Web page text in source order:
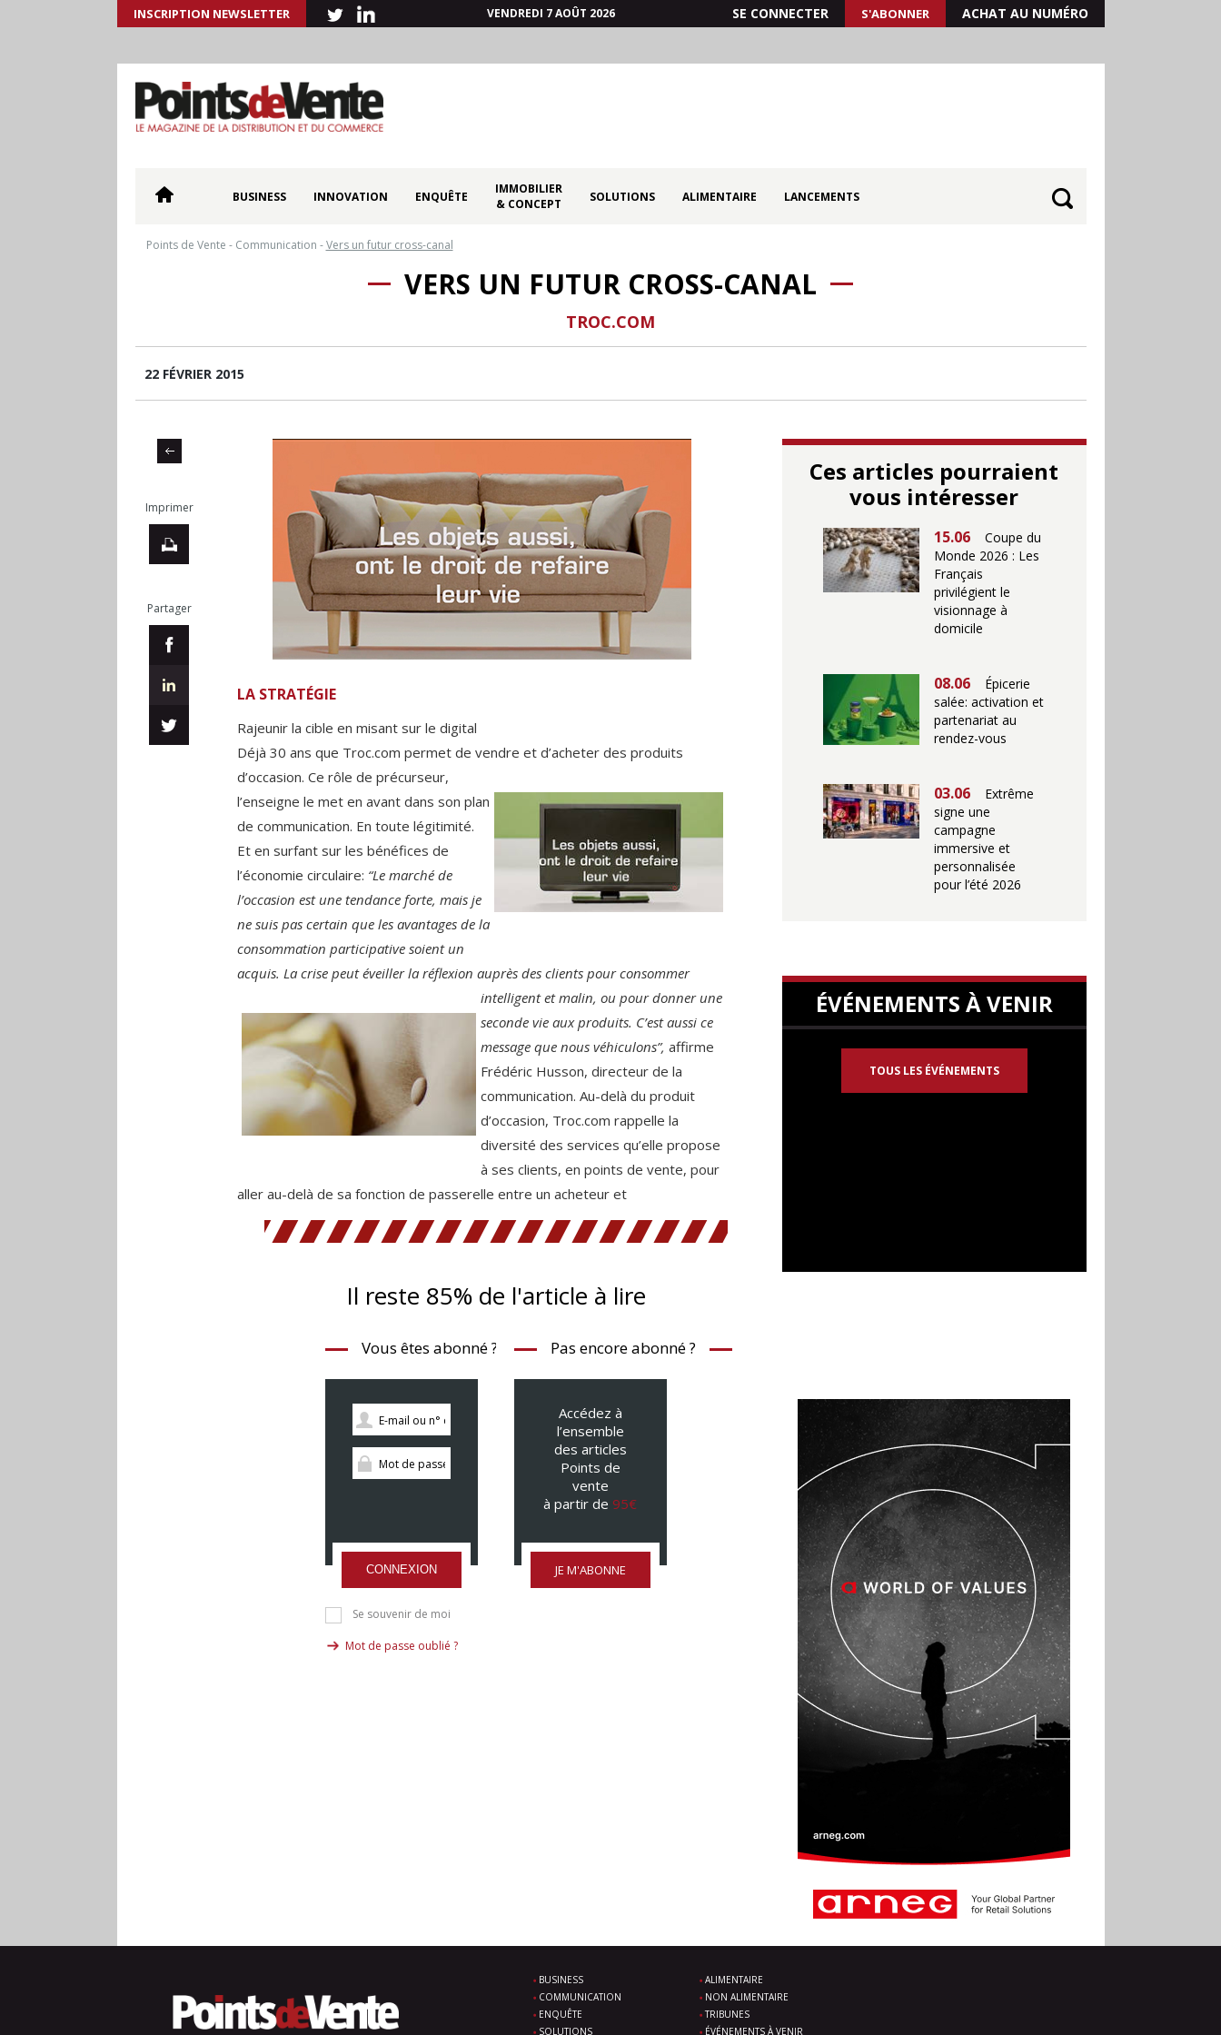
INSCRIPTION NEWSLETTER VENDREDI 7 AOÛT 2026 SE CONNECTER S'ABONNER ACHAT AU NUMÉRO
BUSINESS INNOVATION ENQUÊTE
IMMOBILIER
& CONCEPT
SOLUTIONS ALIMENTAIRE LANCEMENTS
Points de Vente - Communication -Vers un futur cross-canal
VERS UN FUTUR CROSS-CANAL
TROC.COM
22 FÉVRIER 2015
Imprimer
Partager
LA STRATÉGIE
Rajeunir la cible en misant sur le digital
Déjà 30 ans que Troc.com permet de vendre et d’acheter des produits
d’occasion. Ce rôle de précurseur,
l’enseigne le met en avant dans son plan
de communication. En toute légitimité.
Et en surfant sur les bénéfices de
l’économie circulaire: “Le marché de
l’occasion est une tendance forte, mais je
ne suis pas certain que les avantages de la
consommation participative soient un
acquis. La crise peut éveiller la réflexion auprès des clients pourconsommer
intelligent et malin, ou pour donner une
seconde vie aux produits. C’est aussi ce
message que nous véhiculons”, affirme
Frédéric Husson, directeur de la
communication. Au-delà du produit
d’occasion, Troc.com rappelle la
diversité des services qu’elle propose
à ses clients, en points de vente, pour
aller au-delà de sa fonction de passerelle entre un acheteur et
Il reste 85% de l'article à lire
Vous êtes abonné ?
CONNEXION
Se souvenir de moi
Mot de passe oublié ?
Pas encore abonné ?
Accédez à
l’ensemble
des articles
Points de
vente
à partir de 95€
JE M'ABONNE
Ces articles pourraient
vous intéresser
15.06
Coupe du
Monde 2026 : Les
Français
privilégient le
visionnage à
domicile
08.06
Épicerie
salée: activation et
partenariat au
rendez-vous
03.06
Extrême
signe une
campagne
immersive et
personnalisée
pour l’été 2026
ÉVÉNEMENTS À VENIR
TOUS LES ÉVÉNEMENTS
BUSINESS
COMMUNICATION
ENQUÊTE
SOLUTIONS
ALIMENTAIRE
NON ALIMENTAIRE
TRIBUNES
ÉVÉNEMENTS À VENIR